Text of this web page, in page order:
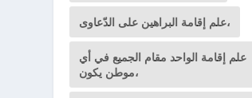
علم إقامة البراهين على الدّعاوى،
علم إقامة الواحد مقام الجميع في أي
موطن يكون،